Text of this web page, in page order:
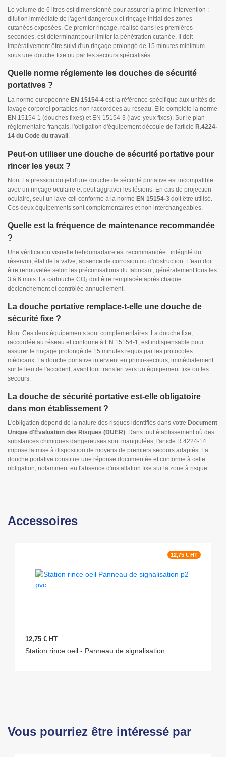
Le volume de 6 litres est dimensionné pour assurer la primo-intervention :
dilution immédiate de l'agent dangereux et rinçage initial des zones
cutanées exposées. Ce premier rinçage, réalisé dans les premières
secondes, est déterminant pour limiter la pénétration cutanée. Il doit
impérativement être suivi d'un rinçage prolongé de 15 minutes minimum
sous une douche fixe ou par les secours spécialisés.
Quelle norme réglemente les douches de sécurité
portatives ?
La norme européenne EN 15154-4 est la référence spécifique aux unités de
lavage corporel portables non raccordées au réseau. Elle complète la norme
EN 15154-1 (douches fixes) et EN 15154-3 (lave-yeux fixes). Sur le plan
réglementaire français, l'obligation d'équipement découle de l'article R.4224-
14 du Code du travail .
Peut-on utiliser une douche de sécurité portative pour
rincer les yeux ?
Non. La pression du jet d'une douche de sécurité portative est incompatible
avec un rinçage oculaire et peut aggraver les lésions. En cas de projection
oculaire, seul un lave-œil conforme à la norme EN 15154-3 doit être utilisé.
Ces deux équipements sont complémentaires et non interchangeables.
Quelle est la fréquence de maintenance recommandée
?
Une vérification visuelle hebdomadaire est recommandée : intégrité du
réservoir, état de la valve, absence de corrosion ou d'obstruction. L'eau doit
être renouvelée selon les préconisations du fabricant, généralement tous les
3 à 6 mois. La cartouche CO₂ doit être remplacée après chaque
déclenchement et contrôlée annuellement.
La douche portative remplace-t-elle une douche de
sécurité fixe ?
Non. Ces deux équipements sont complémentaires. La douche fixe,
raccordée au réseau et conforme à EN 15154-1, est indispensable pour
assurer le rinçage prolongé de 15 minutes requis par les protocoles
médicaux. La douche portative intervient en primo-secours, immédiatement
sur le lieu de l'accident, avant tout transfert vers un équipement fixe ou les
secours.
La douche de sécurité portative est-elle obligatoire
dans mon établissement ?
L'obligation dépend de la nature des risques identifiés dans votre Document
Unique d'Évaluation des Risques (DUER). Dans tout établissement où des
substances chimiques dangereuses sont manipulées, l'article R.4224-14
impose la mise à disposition de moyens de premiers secours adaptés. La
douche portative constitue une réponse documentée et conforme à cette
obligation, notamment en l'absence d'installation fixe sur la zone à risque.
Accessoires
12,75 € HT
12,75 € HT
Station rince oeil - Panneau de signalisation
Vous pourriez être intéressé par